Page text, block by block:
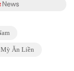
Mỳ Ăn Liền